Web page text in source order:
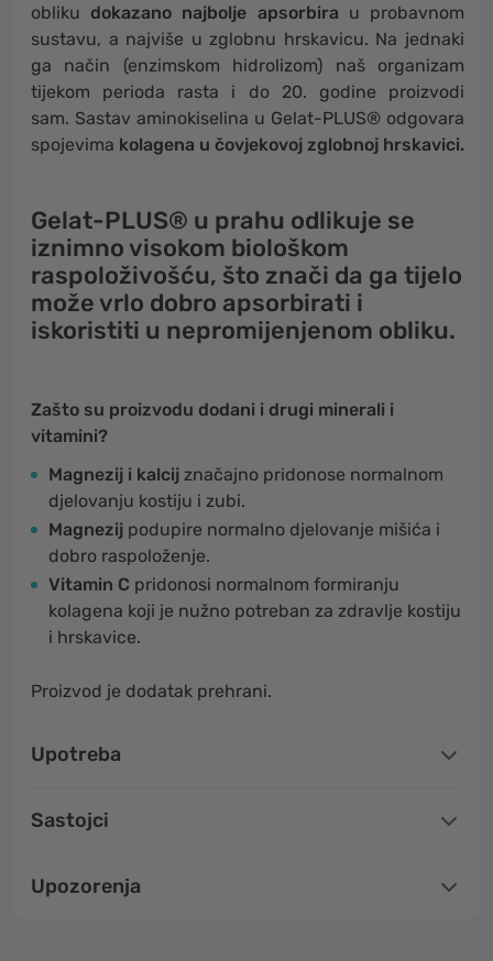
obliku dokazano najbolje apsorbira u probavnom
sustavu, a najviše u zglobnu hrskavicu. Na jednaki
ga način (enzimskom hidrolizom) naš organizam
tijekom perioda rasta i do 20. godine proizvodi
sam. Sastav aminokiselina u Gelat-PLUS® odgovara
spojevima kolagena u čovjekovoj zglobnoj hrskavici.
Gelat-PLUS® u prahu odlikuje se
iznimno visokom biološkom
raspoloživošću, što znači da ga tijelo
može vrlo dobro apsorbirati i
iskoristiti u nepromijenjenom obliku.
Zašto su proizvodu dodani i drugi minerali i
vitamini?
Magnezij i kalcij značajno pridonose normalnom
djelovanju kostiju i zubi.
Magnezij podupire normalno djelovanje mišića i
dobro raspoloženje.
Vitamin C pridonosi normalnom formiranju
kolagena koji je nužno potreban za zdravlje kostiju
i hrskavice.
Proizvod je dodatak prehrani.
Upotreba
Sastojci
Upozorenja